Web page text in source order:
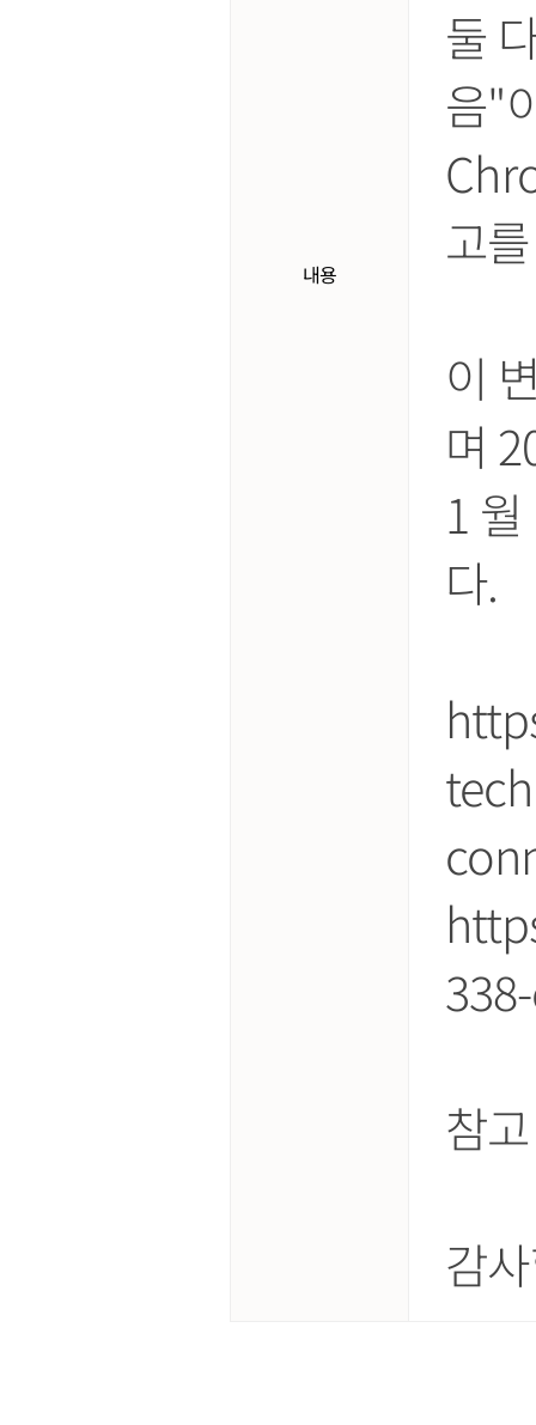
내용
둘
음"
고
이
며
1
다.
참
감